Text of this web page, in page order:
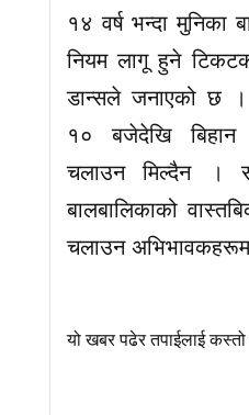
१४ वर्ष भन्दा मुनिका
नियम लागू हुने
डान्सले जनाएको छ ।
१० बजेदेखि
चलाउन मिल्दैन ।
बालबालिकाको
चलाउन
यो खबर पढेर तपाईलाई